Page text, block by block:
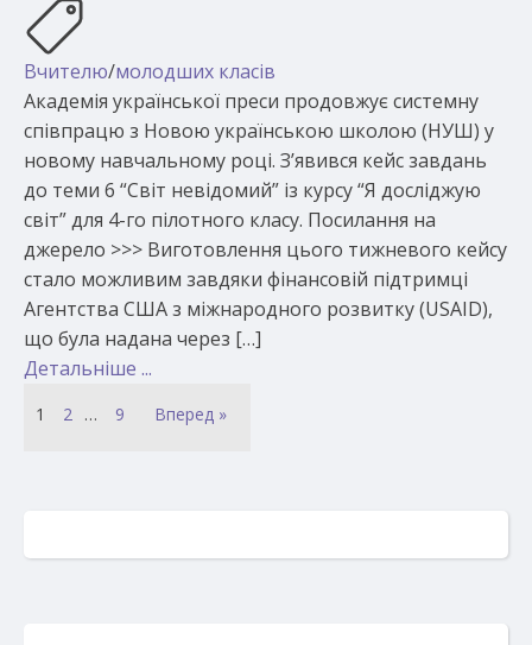
Вчителю/молодших класів
Академія української преси продовжує системну
співпрацю з Новою українською школою (НУШ) у
новому навчальному році. З’явився кейс завдань
до теми 6 “Світ невідомий” із курсу “Я досліджую
світ” для 4-го пілотного класу. Посилання на
джерело >>> Виготовлення цього тижневого кейсу
стало можливим завдяки фінансовій підтримці
Агентства США з міжнародного розвитку (USAID),
що була надана через […]
Детальніше ...
1 2 … 9 Вперед »